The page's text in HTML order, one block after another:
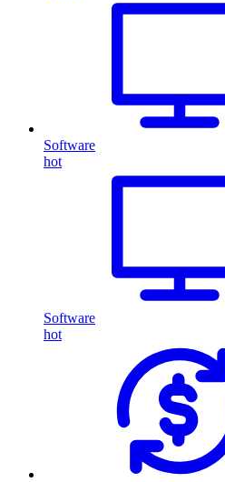
Software
hot
Software
hot